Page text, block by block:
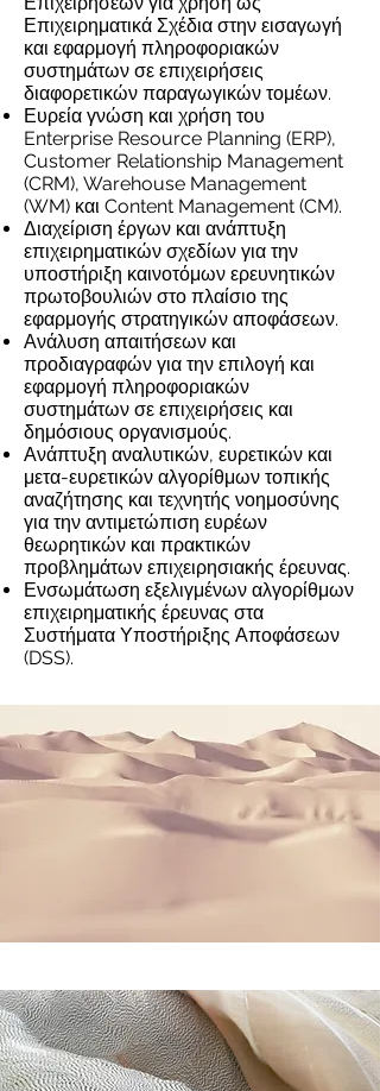
Επιχειρηματικά Σχέδια στην εισαγωγή
και εφαρμογή πληροφοριακών
συστημάτων σε επιχειρήσεις
διαφορετικών παραγωγικών τομέων.
Ευρεία γνώση και χρήση του
Enterprise Resource Planning (ERP),
Customer Relationship Management
(CRM), Warehouse Management
(WM) και Content Management (CM).
Διαχείριση έργων και ανάπτυξη
επιχειρηματικών σχεδίων για την
υποστήριξη καινοτόμων ερευνητικών
πρωτοβουλιών στο πλαίσιο της
εφαρμογής στρατηγικών αποφάσεων.
Ανάλυση απαιτήσεων και
προδιαγραφών για την επιλογή και
εφαρμογή πληροφοριακών
συστημάτων σε επιχειρήσεις και
δημόσιους οργανισμούς.
Ανάπτυξη αναλυτικών, ευρετικών και
μετα-ευρετικών αλγορίθμων τοπικής
αναζήτησης και τεχνητής νοημοσύνης
για την αντιμετώπιση ευρέων
θεωρητικών και πρακτικών
προβλημάτων επιχειρησιακής έρευνας.
Ενσωμάτωση εξελιγμένων αλγορίθμων
επιχειρηματικής έρευνας στα
Συστήματα Υποστήριξης Αποφάσεων
(DSS).